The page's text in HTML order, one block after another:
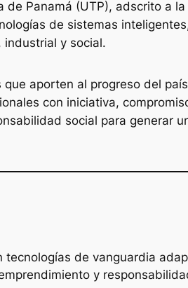
de Panamá (UTP), adscrito a
de sistemas
industrial y social.
aporten al progreso del
con iniciativa,
social para generar
de vanguardia
y